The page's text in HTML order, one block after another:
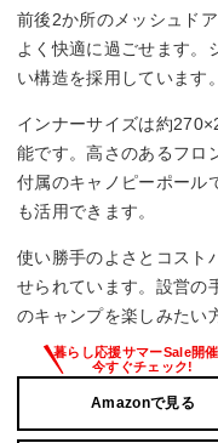
前後2か所のメッシュド
よく快適に過ごせます。
い構造を採用しています。
インナーサイズは約
能です。高さのあるフロ
付属のキャノピーポール
も活用できます。
使い勝手のよさとコスト
せられています。設営の
のキャンプを楽しみたい
Amazonで見る